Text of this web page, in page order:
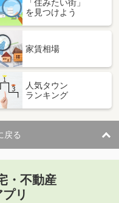
「住みたい街」
を見つけよう
家賃相場
人気タウン
ランキング
戻る
・不動産
プリ